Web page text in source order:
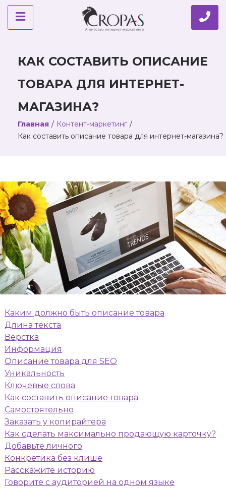
КАК СОСТАВИТЬ ОПИСАНИЕ
ТОВАРА ДЛЯ ИНТЕРНЕТ-
МАГАЗИНА?
Главная / Контент-маркетинг /
Как составить описание товара для интернет-магазина?
Каким должно быть описание товара
Длина текста
Вёрстка
Информация
Описание товара для SEO
Уникальность
Ключевые слова
Как составить описание товара
Самостоятельно
Заказать у копирайтера
Как сделать максимально продающую карточку?
Добавьте личного
Конкретика без клише
Расскажите историю
Говорите с аудиторией на одном языке